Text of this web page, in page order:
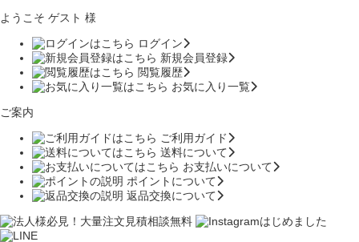
ようこそ ゲスト 様
ログイン
新規会員登録
閲覧履歴
お気に入り一覧
ご案内
ご利用ガイド
送料について
お支払いについて
ポイントについて
返品交換について